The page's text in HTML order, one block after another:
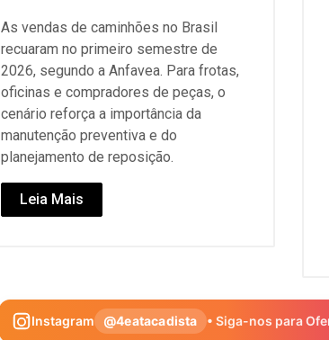
As vendas de caminhões no Brasil
recuaram no primeiro semestre de
2026, segundo a Anfavea. Para frotas,
oficinas e compradores de peças, o
cenário reforça a importância da
manutenção preventiva e do
planejamento de reposição.
Leia Mais
Instagram @4eatacadista • Siga-nos para